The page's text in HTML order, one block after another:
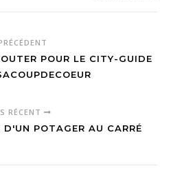
POUR LE CITY-GUIDE
RÉCENT
POTAGER AU CARRÉ